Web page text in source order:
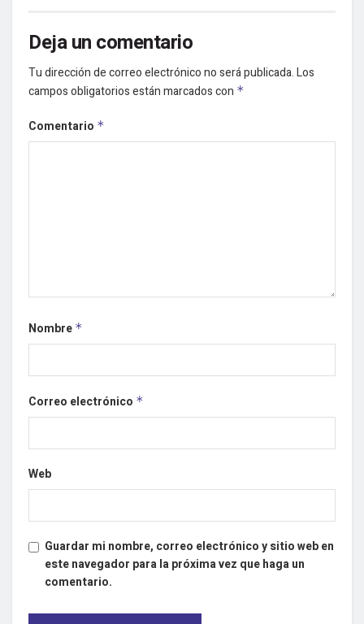
Deja un comentario
Tu dirección de correo electrónico no será publicada.Los
campos obligatorios están marcados con *
Comentario *
Nombre *
Correo electrónico *
Web
Guardar mi nombre, correo electrónico y sitio web en
este navegador para la próxima vez que haga un
comentario.